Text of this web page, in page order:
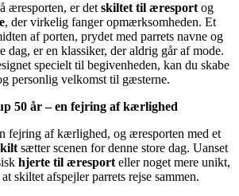
æresporten, er detskiltet til æresportog
, der virkelig fanger opmærksomheden. Et
af porten, prydet med parrets navne og
dag, er en klassiker, der aldrig går af mode.
specielt til begivenheden, kan du skabe
personlig velkomst til gæsterne.
50 år – en fejring af kærlighed
fejring af kærlighed, og æresporten med et
sætter scenen for denne store dag. Uanset
hjerte til æresporteller noget mere unikt,
skiltet afspejler parrets rejse sammen.